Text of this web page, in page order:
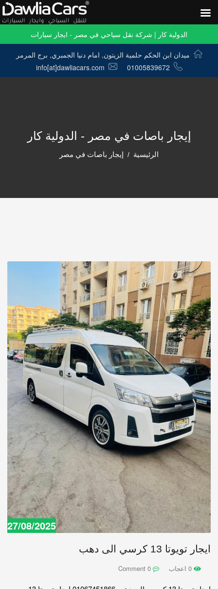
الدولية كار | شركة نقل سياحي في مصر - ايجار سيارات
ميدان ابن الحكم حلمية الزيتون, امام دنيا الجمبري, برج المرمر
01005839672
info[at]dawliacars.com
إيجار باصات في مصر - الدولية كار
الرئيسية إيجار باصات في مصر
27/08/2025
ايجار تويوتا 13 كرسي الى دهب